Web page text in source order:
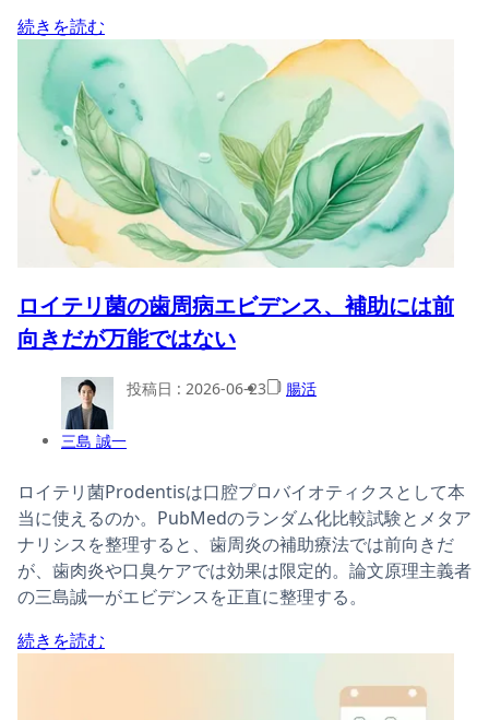
続きを読む
ロイテリ菌の歯周病エビデンス、補助には前
向きだが万能ではない
三島 誠一
投稿日 : 2026-06-23 腸活
ロイテリ菌Prodentisは口腔プロバイオティクスとして本
当に使えるのか。PubMedのランダム化比較試験とメタア
ナリシスを整理すると、歯周炎の補助療法では前向きだ
が、歯肉炎や口臭ケアでは効果は限定的。論文原理主義者
の三島誠一がエビデンスを正直に整理する。
続きを読む